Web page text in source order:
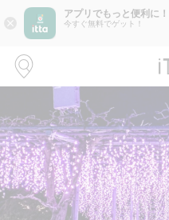
close
アプリでもっと便利に！
今すぐ無料でゲット！